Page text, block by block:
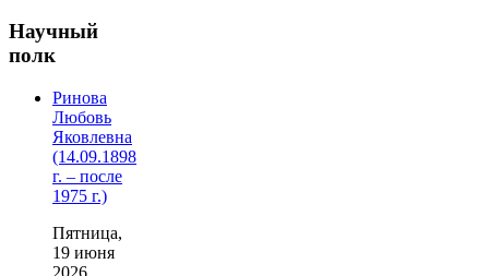
Научный
полк
Ринова
Любовь
Яковлевна
(14.09.1898
г. – после
1975 г.)
Пятница,
19 июня
2026